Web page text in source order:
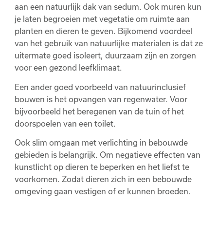
aan een natuurlijk dak van sedum. Ook muren kun
je laten begroeien met vegetatie om ruimte aan
planten en dieren te geven. Bijkomend voordeel
van het gebruik van natuurlijke materialen is dat ze
uitermate goed isoleert, duurzaam zijn en zorgen
voor een gezond leefklimaat.
Een ander goed voorbeeld van natuurinclusief
bouwen is het opvangen van regenwater. Voor
bijvoorbeeld het beregenen van de tuin of het
doorspoelen van een toilet.
Ook slim omgaan met verlichting in bebouwde
gebieden is belangrijk. Om negatieve effecten van
kunstlicht op dieren te beperken en het liefst te
voorkomen. Zodat dieren zich in een bebouwde
omgeving gaan vestigen of er kunnen broeden.